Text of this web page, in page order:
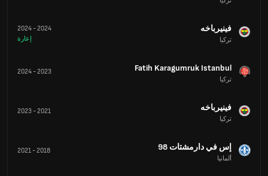
فينيرباخه
تركيا
2024
-
2024
إعارة
Fatih Karagumruk Istanbul
تركيا
2023
-
2024
فينيرباخه
تركيا
2021
-
2023
إس في دارمشتات 98
ألمانيا
2018
-
2021